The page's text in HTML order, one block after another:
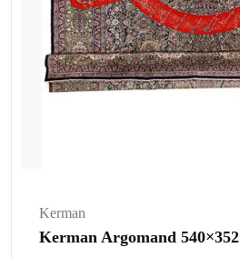
Kerman
Kerman Argomand 540×352